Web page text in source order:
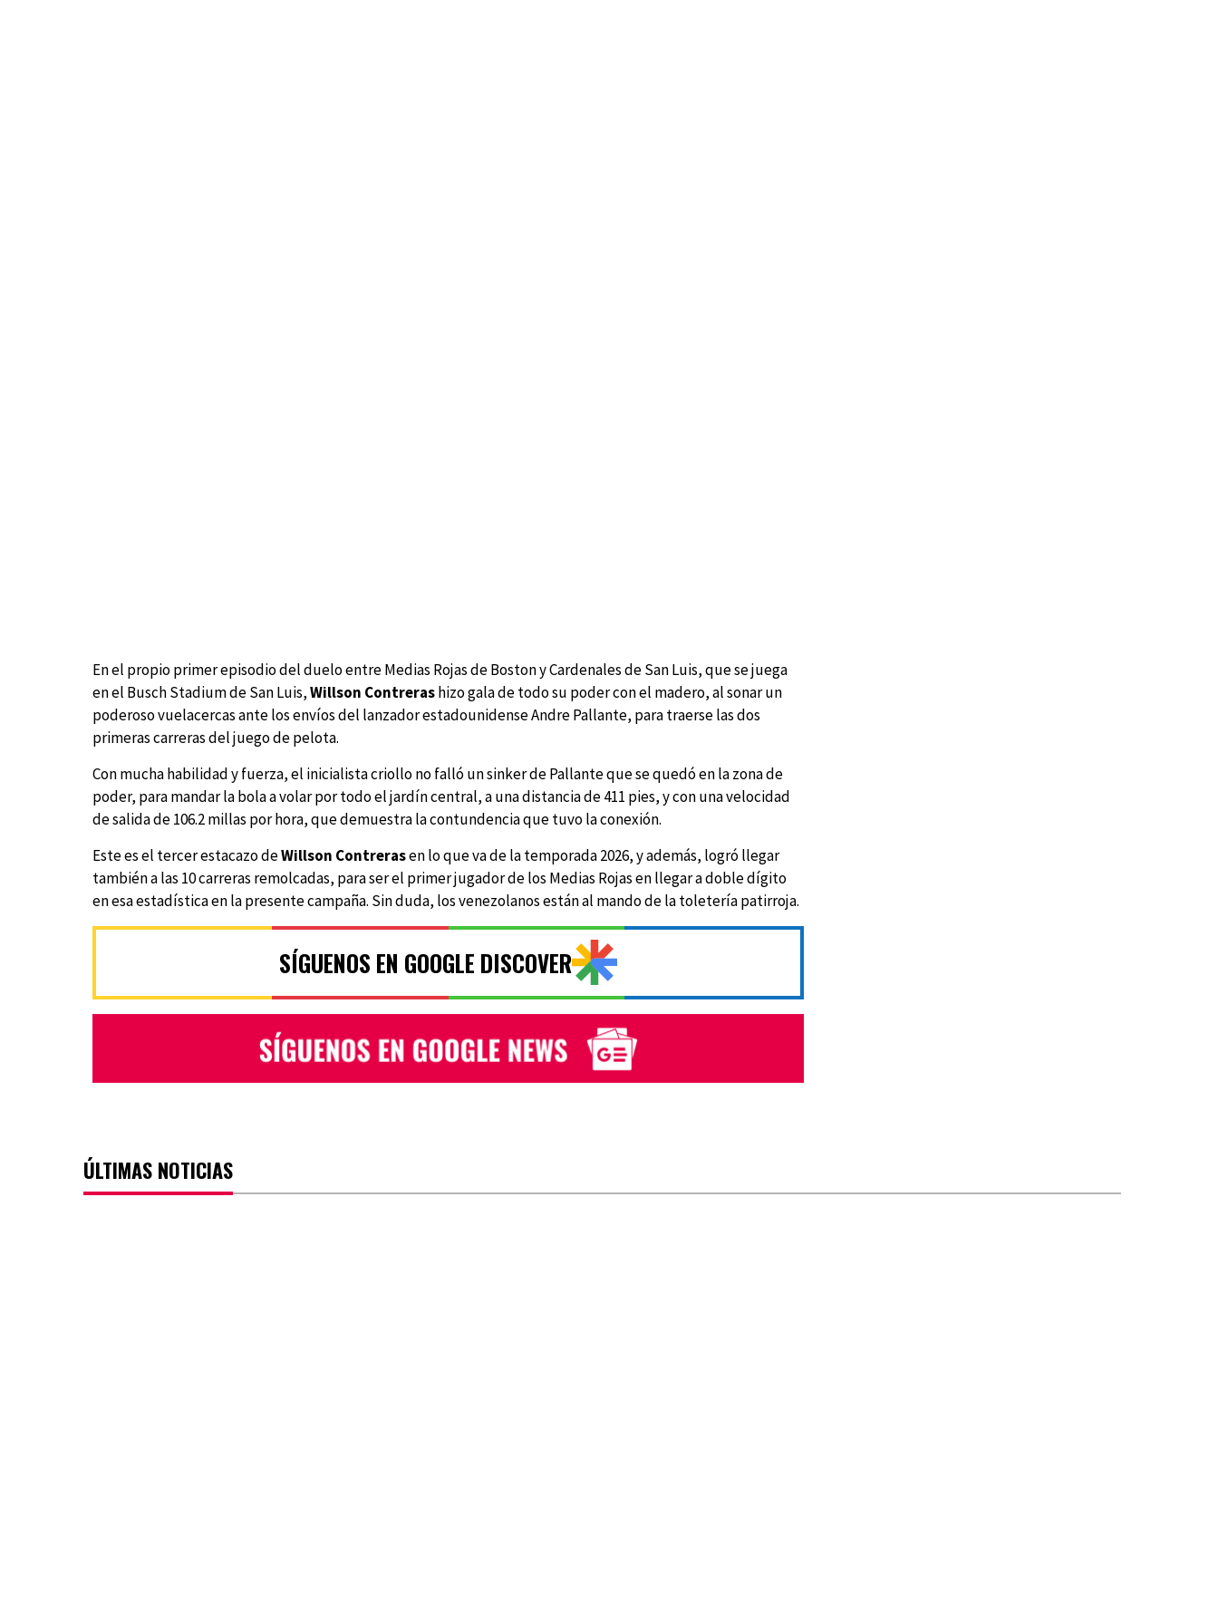
En el propio primer episodio del duelo entre Medias Rojas de Boston y Cardenales de San Luis, que se juega
en el Busch Stadium de San Luis,Willson Contrerashizo gala de todo su poder con el madero, al sonar un
poderoso vuelacercas ante los envíos del lanzador estadounidense Andre Pallante, para traerse las dos
primeras carreras del juego de pelota.
Con mucha habilidad y fuerza, el inicialista criollo no falló un sinker de Pallante que se quedó en la zona de
poder, para mandar la bola a volar por todo el jardín central, a una distancia de 411 pies, y con una velocidad
de salida de 106.2 millas por hora, que demuestra la contundencia que tuvo la conexión.
Este es el tercer estacazo deWillson Contrerasen lo que va de la temporada 2026, y además, logró llegar
también a las 10 carreras remolcadas, para ser el primer jugador de los Medias Rojas en llegar a doble dígito
en esa estadística en la presente campaña. Sin duda, los venezolanos están al mando de la toletería patirroja.
SÍGUENOS EN GOOGLE DISCOVER
ÚLTIMAS NOTICIAS